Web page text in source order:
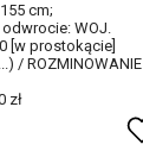
cm;
WOJ.
[w prostokącie]
/ ROZMINOWANIE
zł